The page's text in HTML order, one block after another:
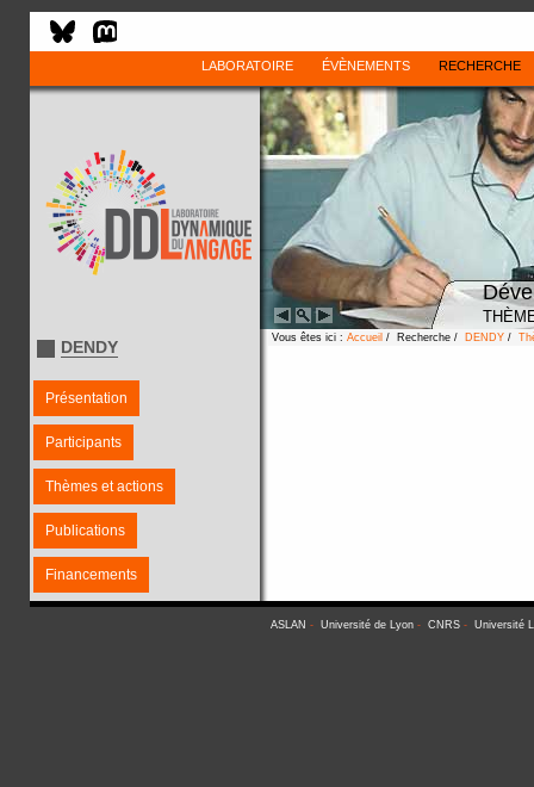
LABORATOIRE ÉVÈNEMENTS RECHERCHE
DENDY
Présentation
Participants
Thèmes et actions
Publications
Financements
Vous êtes ici : Accueil / Recherche / DENDY /
ASLAN - Université de Lyon- CNRS- Université